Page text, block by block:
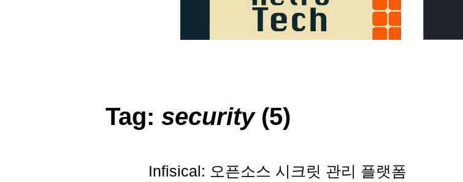
Tag: security(5)
Infisical: 오픈소스 시크릿 관리 플랫폼